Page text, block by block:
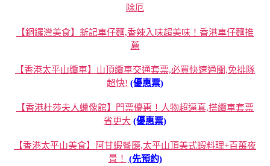
除厄
【銅鑼灣美食】新記車仔麵,香辣入味超美味！香港車仔麵推
薦
【香港太平山纜車】山頂纜車交通套票,必買快速通關,免排隊
超快! (優惠票)
【香港杜莎夫人蠟像館】門票優惠！人物超逼真,搭纜車套票
省更大 (優惠票)
【香港太平山美食】阿甘蝦餐廳,太平山頂美式蝦料理+百萬夜
景！
(先預約)